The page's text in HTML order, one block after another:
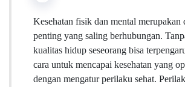
Kesehatan fisik dan mental merupakan
penting yang saling berhubungan.
kualitas hidup seseorang bisa
cara untuk mencapai kesehatan yang
dengan mengatur perilaku sehat.